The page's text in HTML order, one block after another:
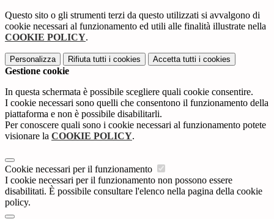
Questo sito o gli strumenti terzi da questo utilizzati si avvalgono di
cookie necessari al funzionamento ed utili alle finalità illustrate nella
COOKIE POLICY.
Personalizza Rifiuta tutti i cookies Accetta tutti i cookies
Gestione cookie
In questa schermata è possibile scegliere quali cookie consentire.
I cookie necessari sono quelli che consentono il funzionamento della
piattaforma e non è possibile disabilitarli.
Per conoscere quali sono i cookie necessari al funzionamento potete
visionare la COOKIE POLICY.
Cookie necessari per il funzionamento
I cookie necessari per il funzionamento non possono essere
disabilitati. È possibile consultare l'elenco nella pagina della cookie
policy.